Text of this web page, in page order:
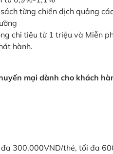
từng chiến dịch quảng
chi tiêu từ 1 triệu và Miễn
hành.
mại dành cho khách
300.000VND/thẻ, tối đa